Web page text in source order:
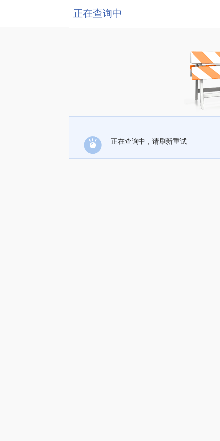
正在查询中
正在查询中，请刷新重试